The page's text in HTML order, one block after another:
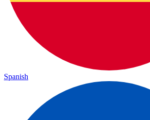
Spanish